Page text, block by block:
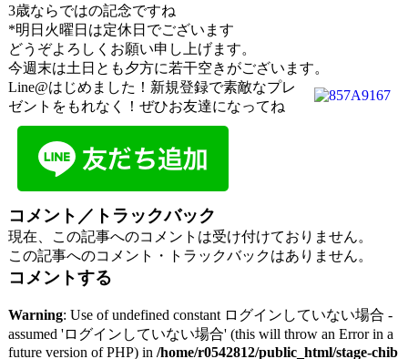
3歳ならではの記念ですね
*明日火曜日は定休日でございます
どうぞよろしくお願い申し上げます。
今週末は土日とも夕方に若干空きがございます。
Line@はじめました！新規登録で素敵なプレ
ゼントをもれなく！ぜひお友達になってね
コメント／トラックバック
現在、この記事へのコメントは受け付けておりません。
この記事へのコメント・トラックバックはありません。
コメントする
Warning: Use of undefined constant ログインしていない場合 -
assumed 'ログインしていない場合' (this will throw an Error in a
future version of PHP) in /home/r0542812/public_html/stage-chib